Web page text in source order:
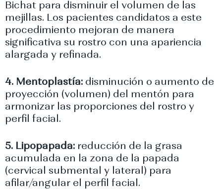
Bichat para disminuir el volumen de las
mejillas. Los pacientes candidatos a este
procedimiento mejoran de manera
significativa su rostro con una apariencia
alargada y refinada.
4. Mentoplastía: disminución o aumento de
proyección (volumen) del mentón para
armonizar las proporciones del rostro y
perfil facial.
5. Lipopapada: reducción de la grasa
acumulada en la zona de la papada
(cervical submental y lateral) para
afilar/angular el perfil facial.